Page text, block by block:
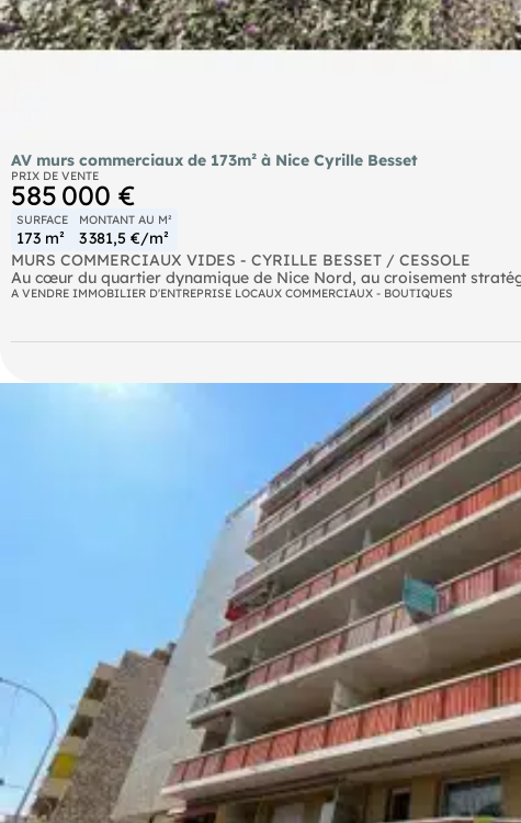
AV murs commerciaux de 173m² à Nice Cyrille Besset
PRIX DE VENTE
585 000 €
SURFACE
173 m²
MONTANT AU M²
3 381,5 €/m²
MURS COMMERCIAUX VIDES - CYRILLE BESSET / CESSOLE
Au cœur du quartier dynamique de Nice Nord, au croisement
découvrez ces murs commerciaux vendus vides.
volumes et une grande liberté d'aménagement. L'absence de
projet.
Une forte exposition et une excellente visibilité grâce à 4 vitrines
Ces murs sont idéals pour une activité de bureaux, professions
PMR), centre de soins, ou toute activité tertiaire recherchant
Loyer potentiel estimé : 42 000 € annuels HT / HC, offrant une
Conditions de vente étudiées avec attention, laissant place à une
A VENDRE IMMOBILIER D'ENTREPRISE LOCAUX COMMERCIAUX - BOUTIQUES